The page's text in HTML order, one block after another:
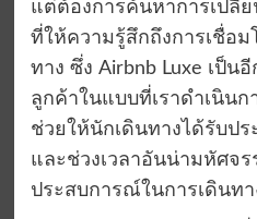
แต่ต้องการค้นหาการเปลี่
ที่ให้ความรู้สึกถึงการเชื่อ
ทาง ซึ่ง Airbnb Luxe เป็น
ลูกค้าในแบบที่เราดำเนินก
ช่วยให้นักเดินทางได้รับป
และช่วงเวลาอันน่ามหัศจร
ประสบการณ์ในการเดินท